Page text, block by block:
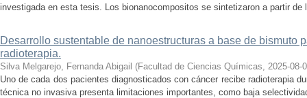
investigada en esta tesis. Los bionanocompositos se sintetizaron a partir
Desarrollo sustentable de nanoestructuras a base de bismuto
radioterapia.
Silva Melgarejo, Fernanda Abigail (Facultad de Ciencias Químicas, 2025-08-
Uno de cada dos pacientes diagnosticados con cáncer recibe radioterapia
técnica no invasiva presenta limitaciones importantes, como baja